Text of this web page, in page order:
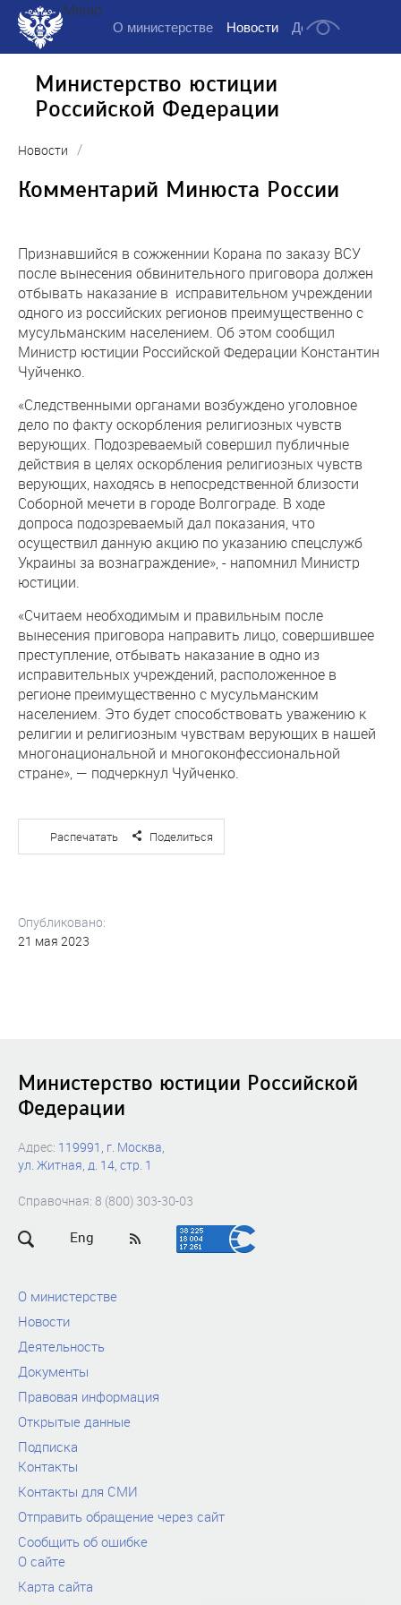
Меню
О министерстве Новости Деятельность
Министерство юстиции
Российской Федерации
Новости /
Комментарий Минюста России
Признавшийся в сожженнии Корана по заказу ВСУ
после вынесения обвинительного приговора должен
отбывать наказание в исправительном учреждении
одного из российских регионов преимущественно с
мусульманским населением. Об этом сообщил
Министр юстиции Российской Федерации Константин
Чуйченко.
«Следственными органами возбуждено уголовное
дело по факту оскорбления религиозных чувств
верующих. Подозреваемый совершил публичные
действия в целях оскорбления религиозных чувств
верующих, находясь в непосредственной близости
Соборной мечети в городе Волгограде. В ходе
допроса подозреваемый дал показания, что
осуществил данную акцию по указанию спецслужб
Украины за вознаграждение», - напомнил Министр
юстиции.
«Считаем необходимым и правильным после
вынесения приговора направить лицо, совершившее
преступление, отбывать наказание в одно из
исправительных учреждений, расположенное в
регионе преимущественно с мусульманским
населением. Это будет способствовать уважению к
религии и религиозным чувствам верующих в нашей
многонациональной и многоконфессиональной
стране», — подчеркнул Чуйченко.
Распечатать Поделиться
Опубликовано:
21 мая 2023
Министерство юстиции Российской
Федерации
Адрес: 119991, г. Москва,
ул. Житная, д. 14, стр. 1
Справочная: 8 (800) 303-30-03
Eng
О министерстве
Новости
Деятельность
Документы
Правовая информация
Открытые данные
Подписка
Контакты
Контакты для СМИ
Отправить обращение через сайт
Сообщить об ошибке
О сайте
Карта сайта